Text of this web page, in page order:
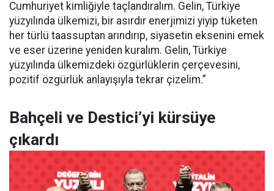
Cumhuriyet kimliğiyle taçlandıralım. Gelin, Türkiye
yüzyılında ülkemizi, bir asırdır enerjimizi yiyip tüketen
her türlü taassuptan arındırıp, siyasetin eksenini emek
ve eser üzerine yeniden kuralım. Gelin, Türkiye
yüzyılında ülkemizdeki özgürlüklerin çerçevesini,
pozitif özgürlük anlayışıyla tekrar çizelim.”
Bahçeli ve Destici’yi kürsüye
çıkardı